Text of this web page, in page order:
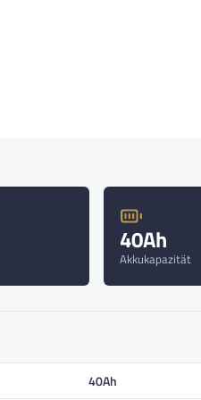
40Ah
Akkukapazität
40Ah